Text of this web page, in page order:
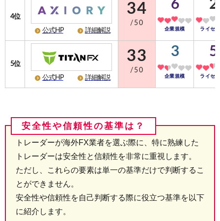
4位
公式HP 詳細解説
34
/50
6
企業規模
2
ライセ
5位
公式HP 詳細解説
33
/50
3
企業規模
5
ライセ
トレーダーが海外FX業者を選ぶ際に、特に熟練した
トレーダーは安全性と信頼性を非常に重視します。
ただし、これらの要素は単一の基準だけで判断するこ
とができません。
安全性や信頼性を自己判断する際に役立つ基準を以下
に紹介します。